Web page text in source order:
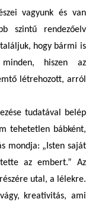
vagyunk és van
szintű rendezőelv
hogy bármi is
hiszen az
létrehozott, arról
tudatával belép
tehetetlen bábként,
mondja: „Isten saját
az embert.” Az
utal , a lélekre.
kreativitás, ami